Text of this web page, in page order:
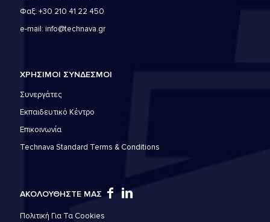
Φαξ: +30 210 41 22 450
e-mail: info@technava.gr
ΧΡΗΣΙΜΟΙ ΣΥΝΔΕΣΜΟΙ
Συνεργάτες
Εκπαιδευτικό Κέντρο
Επικοινωνία
Technava Standard Terms & Conditions
ΑΚΟΛΟΥΘΗΣΤΕ ΜΑΣ
Πολιτική Για Τα Cookies